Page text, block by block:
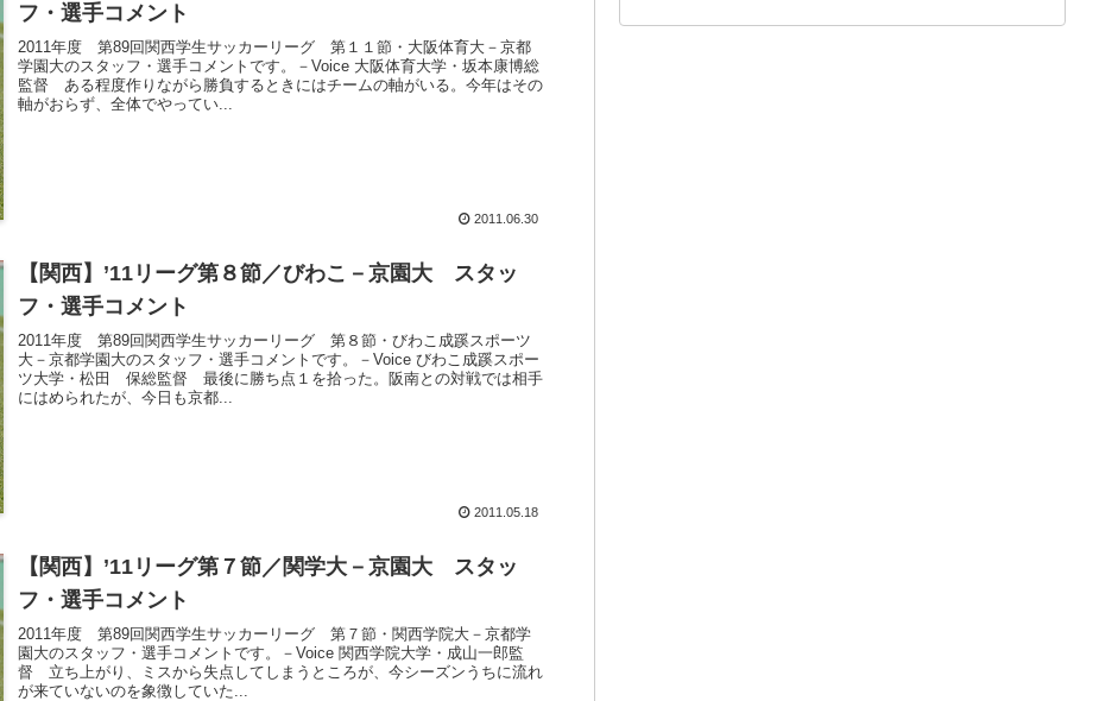
フ・選手コメント
2011年度 第89回関西学生サッカーリーグ 第１１節・大阪体育大－京都
学園大のスタッフ・選手コメントです。－Voice 大阪体育大学・坂本康博総
監督 ある程度作りながら勝負するときにはチームの軸がいる。今年はその
軸がおらず、全体でやってい...
2011.06.30
【関西】’11リーグ第８節／びわこ－京園大 スタッ
フ・選手コメント
2011年度 第89回関西学生サッカーリーグ 第８節・びわこ成蹊スポーツ
大－京都学園大のスタッフ・選手コメントです。－Voice びわこ成蹊スポー
ツ大学・松田 保総監督 最後に勝ち点１を拾った。阪南との対戦では相手
にはめられたが、今日も京都...
2011.05.18
【関西】’11リーグ第７節／関学大－京園大 スタッ
フ・選手コメント
2011年度 第89回関西学生サッカーリーグ 第７節・関西学院大－京都学
園大のスタッフ・選手コメントです。－Voice 関西学院大学・成山一郎監
督 立ち上がり、ミスから失点してしまうところが、今シーズンうちに流れ
が来ていないのを象徴していた...